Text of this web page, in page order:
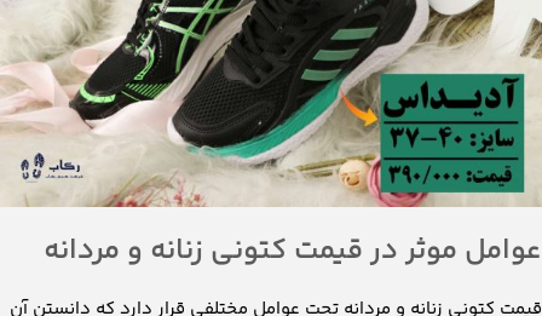
عوامل موثر در قیمت کتونی زنانه و مردانه
قیمت کتونی زنانه و مردانه تحت عوامل مختلفی قرار دارد که دانستن آن